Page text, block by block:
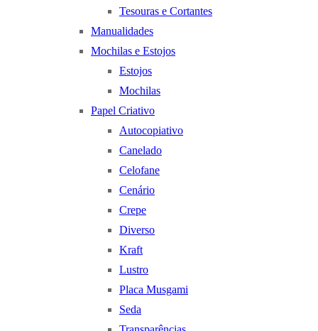
Tesouras e Cortantes
Manualidades
Mochilas e Estojos
Estojos
Mochilas
Papel Criativo
Autocopiativo
Canelado
Celofane
Cenário
Crepe
Diverso
Kraft
Lustro
Placa Musgami
Seda